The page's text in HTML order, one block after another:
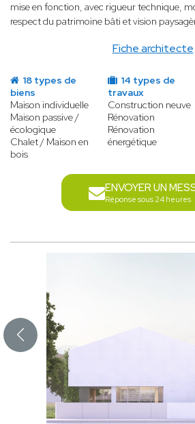
Fiche architecte
mise en fonction, avec rigueur technique,
respect du patrimoine bâti et vision
18 types de
biens
Maison individuelle
Maison passive /
écologique
Chalet / Maison en
bois
14 types de
travaux
Construction neuve
Rénovation
Rénovation
énergétique
ENVOYER UN
Réponse sous 24 heures